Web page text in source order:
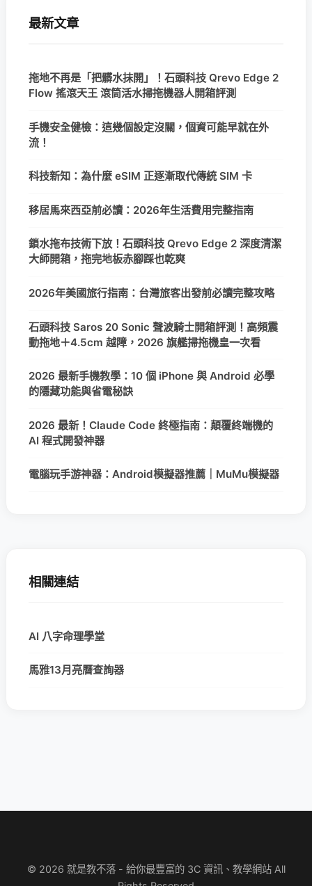
最新文章
拖地不再是「把髒水抹開」！石頭科技 Qrevo Edge 2
Flow 搖滾天王 滾筒活水掃拖機器人開箱評測
手機安全健檢：這幾個設定沒關，個資可能早就在外
流！
科技新知：為什麼 eSIM 正逐漸取代傳統 SIM 卡
移居馬來西亞前必讀：2026年生活費用完整指南
鎖水拖布技術下放！石頭科技 Qrevo Edge 2 深度清潔
大師開箱，拖完地板赤腳踩也乾爽
2026年美國旅行指南：台灣旅客出發前必讀完整攻略
石頭科技 Saros 20 Sonic 聲波騎士開箱評測！高頻震
動拖地＋4.5cm 越障，2026 旗艦掃拖機皇一次看
2026 最新手機教學：10 個 iPhone 與 Android 必學
的隱藏功能與省電秘訣
2026 最新！Claude Code 終極指南：顛覆終端機的
AI 程式開發神器
電腦玩手游神器：Android模擬器推薦｜MuMu模擬器
相關連結
AI 八字命理學堂
馬雅13月亮曆查詢器
© 2026 就是教不落 - 給你最豐富的 3C 資訊、教學網站 All